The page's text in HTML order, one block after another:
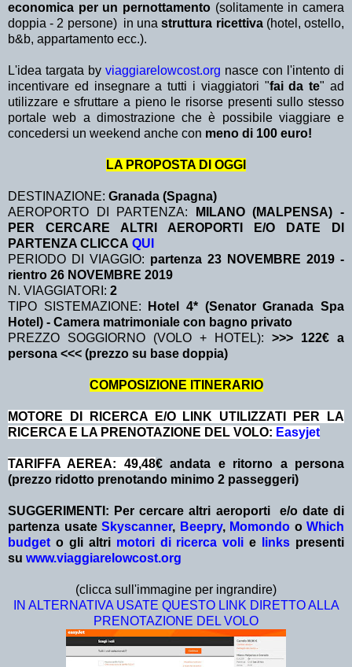
economica per un pernottamento (solitamente in camera
doppia - 2 persone) in unastruttura ricettiva(hotel, ostello,
b&b, appartamento ecc.).
L'idea targata by viaggiarelowcost.org nasce con l'intento di
incentivare ed insegnare a tutti i viaggiatori "fai da te" ad
utilizzare e sfruttare a pieno le risorse presenti sullo stesso
portale web a dimostrazione che è possibile viaggiare e
concedersi un weekend anche con meno di 100 euro!
LA PROPOSTA DI OGGI
DESTINAZIONE: Granada (Spagna)
AEROPORTO DI PARTENZA:
MILANO (MALPENSA) -
PER CERCARE ALTRI AEROPORTI E/O DATE DI
PARTENZA CLICCA QUI
PERIODO DI VIAGGIO: partenza 23 NOVEMBRE 2019 -
rientro 26 NOVEMBRE 2019
N. VIAGGIATORI: 2
TIPO SISTEMAZIONE:
Hotel 4* (Senator Granada Spa
Hotel) - Camera matrimoniale con bagno privato
PREZZO SOGGIORNO (VOLO + HOTEL): >>> 122€ a
persona <<< (prezzo su base doppia)
COMPOSIZIONE ITINERARIO
MOTORE DI RICERCA E/O LINK UTILIZZATI PER LA
RICERCA E LA PRENOTAZIONE DEL VOLO: Easyjet
TARIFFA AEREA: 49,48€ andata e ritorno a persona
(prezzo ridotto prenotando minimo 2 passeggeri)
SUGGERIMENTI: Per cercare altri aeroporti e/o date di
partenza usate Skyscanner, Beepry, Momondo o Which
budget o gli altri motori di ricerca voli e links presenti
su www.viaggiarelowcost.org
(clicca sull'immagine per ingrandire)
IN ALTERNATIVA USATE QUESTO LINK DIRETTO ALLA
PRENOTAZIONE DEL VOLO